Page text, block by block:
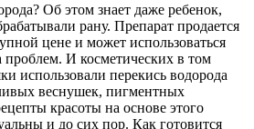
Об этом знает даже ребенок,
рану. Препарат продается
цене и может использоваться
И косметических в том
использовали перекись водорода
веснушек, пигментных
красоты на основе этого
и до сих пор. Как готовится